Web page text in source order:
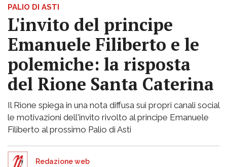
PALIO DI ASTI
L'invito del principe
Emanuele Filiberto e le
polemiche: la risposta
del Rione Santa Caterina
Il Rione spiega in una nota diffusa sui propri canali social
le motivazioni dell'invito rivolto al principe Emanuele
Filiberto al prossimo Palio di Asti
Redazione web